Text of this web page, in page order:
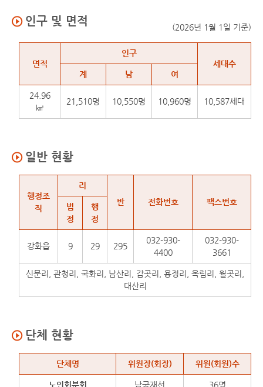
인구 및 면적 (2026년 1월 1일 기준)
면적
인구
세대수
계
남 여
24.96
㎢
21,510명 10,550명 10,960명 10,587세대
일반 현황
행정조
직
리
반
전화번호 팩스번호
법
정
행
정
강화읍 9 29 295
032-930-
4400
032-930-
3661
신문리, 관청리, 국화리, 남산리, 갑곳리, 용정리, 옥림리, 월곳리,
대산리
단체 현황
단체명 위원장(회장) 위원(회원)수
노인회분회 남궁재선 36명